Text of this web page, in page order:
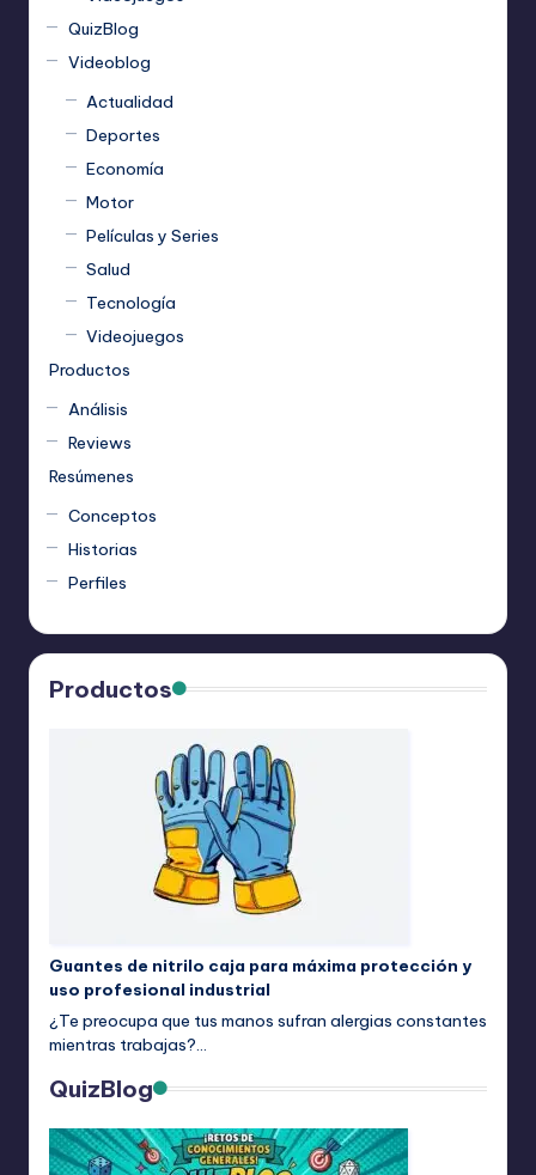
QuizBlog
Videoblog
Actualidad
Deportes
Economía
Motor
Películas y Series
Salud
Tecnología
Videojuegos
Productos
Análisis
Reviews
Resúmenes
Conceptos
Historias
Perfiles
Productos
Guantes de nitrilo caja para máxima protección y
uso profesional industrial
¿Te preocupa que tus manos sufran alergias constantes
mientras trabajas?…
QuizBlog